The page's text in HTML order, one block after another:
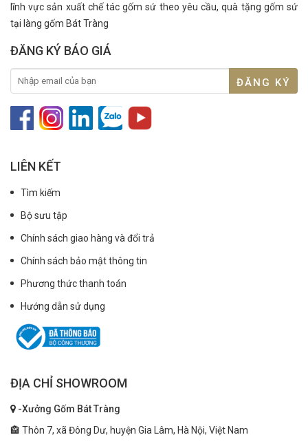
lĩnh vực sản xuất chế tác gốm sứ theo yêu cầu, quà tặng gốm sứ
tại làng gốm Bát Tràng
ĐĂNG KÝ BÁO GIÁ
LIÊN KẾT
Tìm kiếm
Bộ sưu tập
Chính sách giao hàng và đổi trả
Chính sách bảo mật thông tin
Phương thức thanh toán
Hướng dẫn sử dụng
ĐỊA CHỈ SHOWROOM
-Xưởng Gốm Bát Tràng
🏤 Thôn 7, xã Đông Dư, huyện Gia Lâm, Hà Nội, Việt Nam